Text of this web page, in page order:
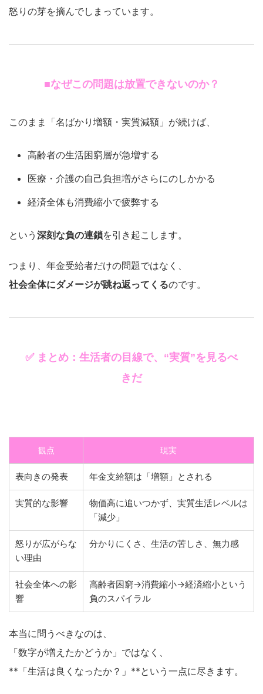
怒りの芽を摘んでしまっています。
■なぜこの問題は放置できないのか？
このまま「名ばかり増額・実質減額」が続けば、
高齢者の生活困窮層が急増する
医療・介護の自己負担増がさらにのしかかる
経済全体も消費縮小で疲弊する
という 深刻な負の連鎖を引き起こします。
つまり、年金受給者だけの問題ではなく、
社会全体にダメージが跳ね返ってくるのです。
✅ まとめ：生活者の目線で、“実質”を見るべ
きだ
観点 現実
表向きの発表 年金支給額は「増額」とされる
実質的な影響
物価高に追いつかず、実質生活レベルは
「減少」
怒りが広がらな
い理由
分かりにくさ、生活の苦しさ、無力感
社会全体への影
響
高齢者困窮→消費縮小→経済縮小という
負のスパイラル
本当に問うべきなのは、
「数字が増えたかどうか」ではなく、
**「生活は良くなったか？」**という一点に尽きます。